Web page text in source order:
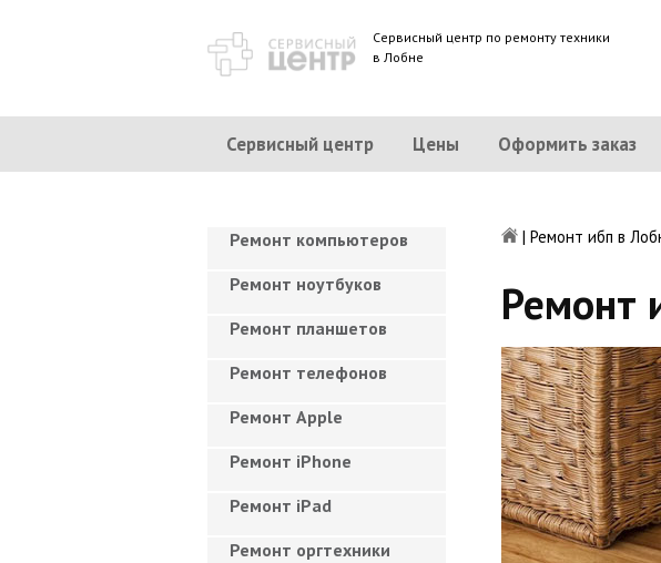
Сервисный центр по ремонту техники
в Лобне
Сервисный центр Цены Оформить заказ
| Ремонт ибп в
Ремонт
Ремонт компьютеров
Ремонт ноутбуков
Ремонт планшетов
Ремонт телефонов
Ремонт Apple
Ремонт iPhone
Ремонт iPad
Ремонт оргтехники